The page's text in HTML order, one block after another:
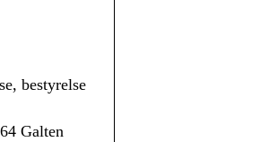
bestyrelse
Galten